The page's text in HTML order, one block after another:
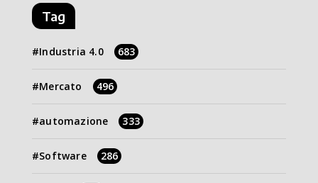
Tag
Industria 4.0 683
Mercato 496
automazione 333
Software 286